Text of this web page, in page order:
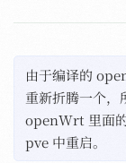
由于编译的
重新折腾一个，
openWrt 里面
pve 中重启。